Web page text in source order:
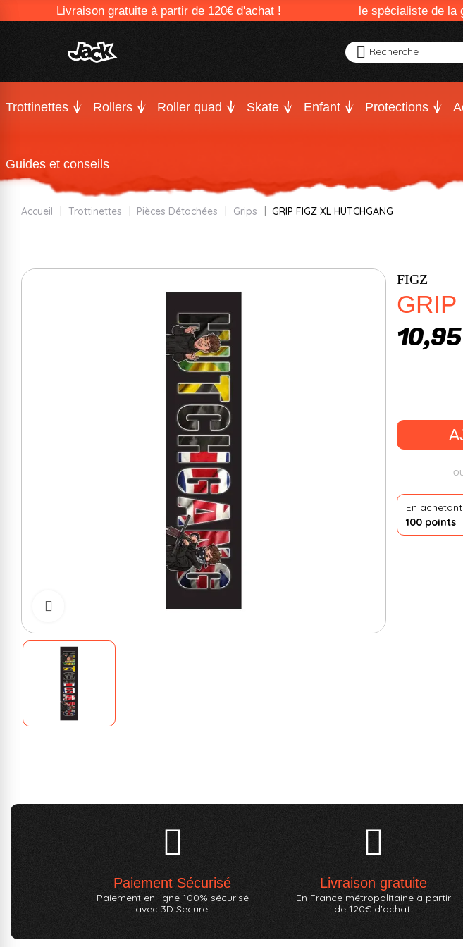
Livraison gratuite à partir de 120€ d'achat ! le spécialiste de la
Recherche
Trottinettes Rollers Roller quad Skate Enfant Protections
Guides et conseils
Accueil Trottinettes Pièces Détachées Grips GRIP FIGZ XL HUTCHGANG
FIGZ
GRIP
En
100 points.
Paiement Sécurisé
Paiement en ligne 100% sécurisé
avec 3D Secure.
Livraison gratuite
En France métropolitaine à partir
de 120€ d'achat.